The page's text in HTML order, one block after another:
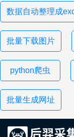
数据自动整理成
批量下载图片
python爬虫
批量生成网址